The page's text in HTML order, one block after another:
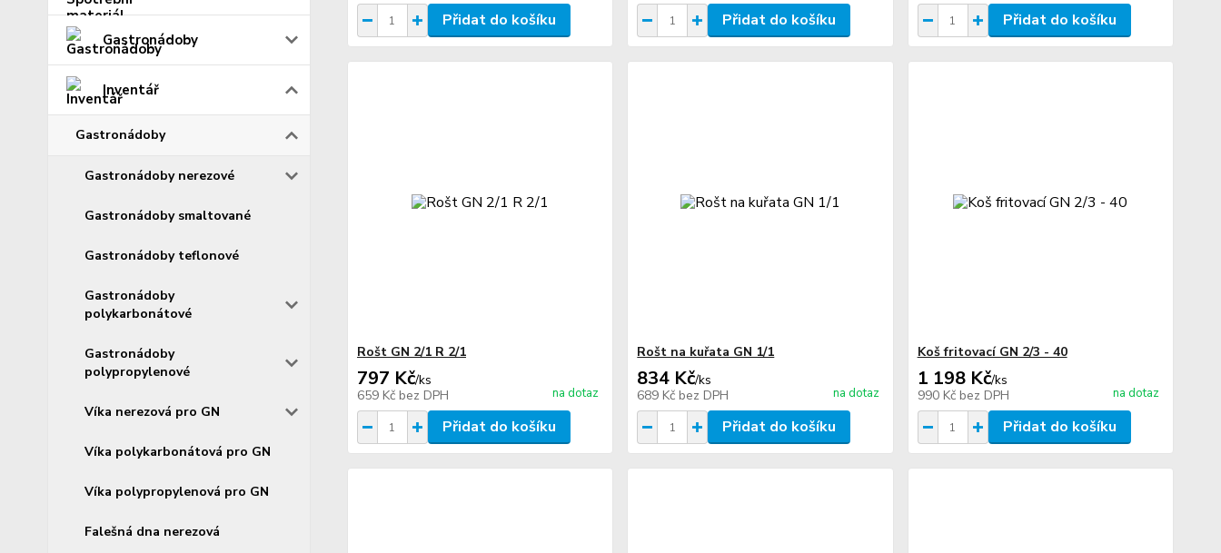
Gastronádoby
Inventář
Gastronádoby
Gastronádoby nerezové
Gastronádoby smaltované
Gastronádoby teflonové
Gastronádoby
polykarbonátové
Gastronádoby
polypropylenové
Víka nerezová pro GN
Víka polykarbonátová pro GN
Víka polypropylenová pro GN
Falešná dna nerezová
Přidat do košíku Přidat do košíku Přidat do košíku
Rošt GN 2/1 R 2/1
797 Kč/ks
659 Kč bez DPH na dotaz
Přidat do košíku
Rošt na kuřata GN 1/1
834 Kč/ks
689 Kč bez DPH na dotaz
Přidat do košíku
Koš fritovací GN 2/3 - 40
1 198 Kč/ks
990 Kč bez DPH na dotaz
Přidat do košíku